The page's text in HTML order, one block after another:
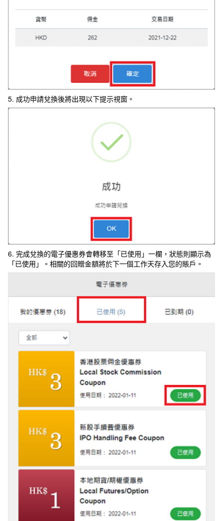
5. 成功申請兌換後將出現以下提示視窗。
6. 完成兌換的電子優惠券會轉移至「已使用」一欄，狀態則顯示為
「已使用」。相關的回贈金額將於下一個工作天存入您的賬戶。